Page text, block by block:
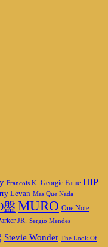
Francois K. Georgie Fame HIP
Levan Mas Que Nada
盤 MURO One Note
JR. Sergio Mendes
Stevie Wonder The Look Of